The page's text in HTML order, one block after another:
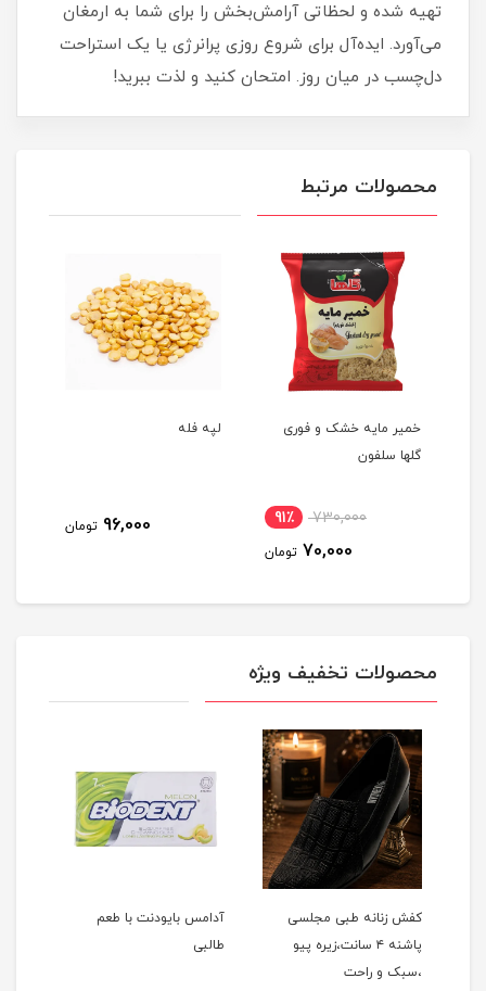
تهیه شده و لحظاتی آرامش‌بخش را برای شما به ارمغان
می‌آورد. ایده‌آل برای شروع روزی پرانرژی یا یک استراحت
دل‌چسب در میان روز. امتحان کنید و لذت ببرید!
محصولات مرتبط
خمیر مایه خشک و فوری
گلها سلفون
730,000 91٪
70,000 تومان
لپه فله
96,000 تومان
محصولات تخفیف ویژه
کفش زنانه طبی مجلسی
پاشنه ۴ سانت،زیره پیو
،سبک و راحت
آدامس بایودنت با طعم
طالبی